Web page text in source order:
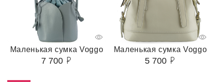
Маленькая сумка Voggo
7 700
Маленькая сумка Voggo
5 700